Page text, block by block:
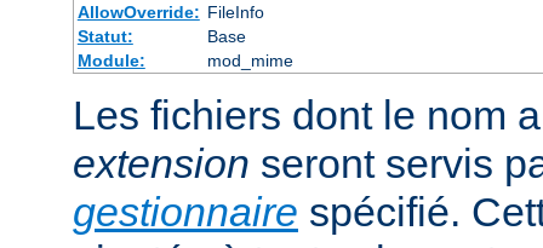
AllowOverride: FileInfo
Statut:
Base
Module:
mod_mime
Les fichiers dont le nom
extension seront servis
gestionnaire spécifié.